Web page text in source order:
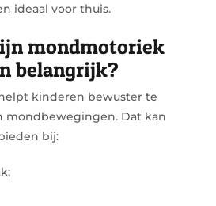
ideaal voor thuis.
mondmotoriek
belangrijk?
kinderen bewuster te
mondbewegingen. Dat kan
bij: